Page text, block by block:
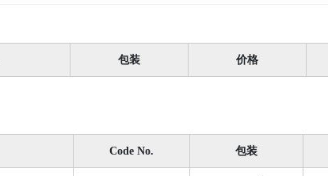
包装 价格
Code No. 包装